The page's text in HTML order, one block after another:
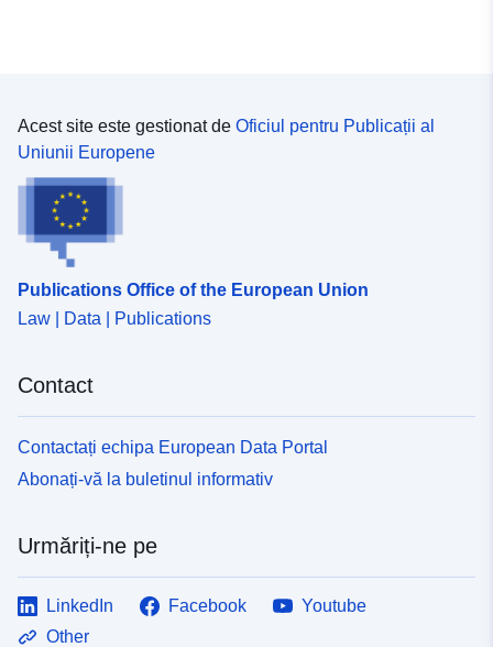
προέλευσης στο δείγμαΜΕΘΟΔΟΛΟΓΙΚΕΣ
ΕΠΕΞΗΓΗΣΕΙΣ&#58; Ανάλυση της μεθοδολογίας της
στο&#160;Οικονομικό Δελτίο&#58; Τεύχος 27, Ιούλιος
2006, σελ. 71ΟΡΟΙ ΧΡΗΣΗΣ&#58; Τα δεδομένα
παρέχονται για στατιστική και ερευνητική χρήση και
υπόκεινται σε αναθεωρήσεις, βάσει των
προβλεπόμενων διαδικασιών, για βελτίωση της
ποιότητάς τους. Η πιο πρόσφατη διαθέσιμη έκδοση του
λαμβάνει γνώση των επικαιροποιούμενων
μεθοδολογικών επεξηγήσεων (metadata) και της
συμπληρωματικής πληροφόρησης που συνοδεύουν το
χρήση του.​​​
Acest site este gestionat de Oficiul pentru Publicații al
Uniunii Europene
Publications Office of the European Union
Law | Data | Publications
Contact
Contactați echipa European Data Portal
Abonați-vă la buletinul informativ
Urmăriți-ne pe
LinkedIn Facebook
Youtube
Other